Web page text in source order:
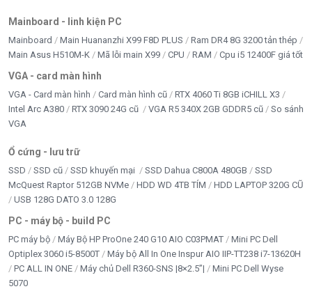
Mainboard - linh kiện PC
Mainboard Main Huananzhi X99 F8D PLUS
Ram DR4 8G 3200 tản thép
Main Asus H510M-K
Mã lỗi main X99 CPU RAM Cpu i5 12400F giá tốt
VGA - card màn hình
VGA - Card màn hình Card màn hình cũ
RTX 4060 Ti 8GB iCHILL X3
Intel Arc A380
RTX 3090 24G cũ VGA R5 340X 2GB GDDR5 cũ
So sánh
VGA
Ổ cứng - lưu trữ
SSD SSD cũ SSD khuyến mại SSD Dahua C800A 480GB
SSD
McQuest Raptor 512GB NVMe
HDD WD 4TB TÍM
HDD LAPTOP 320G CŨ
USB 128G DATO 3.0 128G
PC - máy bộ - build PC
PC máy bộ Máy Bộ HP ProOne 240 G10 AIO C03PMAT
Mini PC Dell
Optiplex 3060 i5-8500T
Máy bộ All In One Inspur AIO IIP-TT238 i7-13620H
PC ALL IN ONE
Máy chủ Dell R360-SNS |8×2.5”|
Mini PC Dell Wyse
5070